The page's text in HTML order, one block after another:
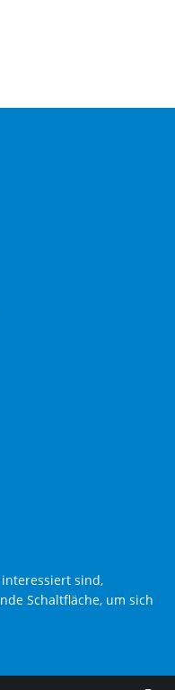
interessiert sind,
Schaltfläche, um sich